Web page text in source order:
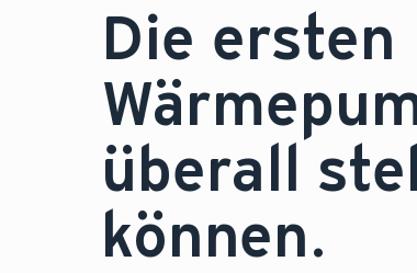
Die ersten
überall
können.